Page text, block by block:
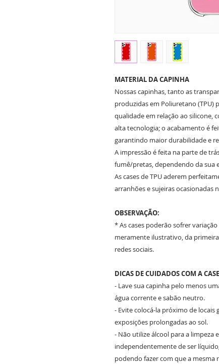
MATERIAL DA CAPINHA
Nossas capinhas, tanto as
produzidas em Poliuretano (TPU)
qualidade em relação ao silicone,
alta tecnologia; o acabamento é
garantindo maior durabilidade e
A impressão é feita na parte de
fumê/pretas, dependendo da sua
As cases de TPU aderem
arranhões e sujeiras ocasionadas
OBSERVAÇÃO:
* As cases poderão sofrer
meramente ilustrativo, da
redes sociais.
DICAS DE CUIDADOS COM A CASE
- Lave sua capinha pelo menos
água corrente e sabão neutro.
- Evite colocá-la próximo de
exposições prolongadas ao sol.
- Não utilize álcool para a limpeza
independentemente de ser
podendo fazer com que a mesma